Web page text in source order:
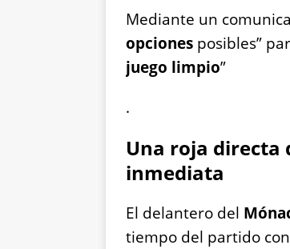
Mediante un
opciones posibles”
juego limpio”
.
Una roja directa
inmediata
El delantero del
tiempo del partido